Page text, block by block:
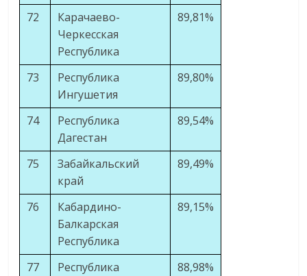
72
Карачаево-
Черкесская
Республика
89,81%
73
Республика
Ингушетия
89,80%
74
Республика
Дагестан
89,54%
75
Забайкальский
край
89,49%
76
Кабардино-
Балкарская
Республика
89,15%
77
Республика
88,98%